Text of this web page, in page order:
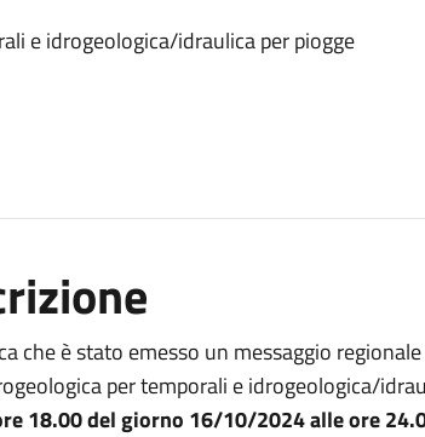
e idrogeologica/idraulica per piogge
che è stato emesso un messaggio
per temporali e idrogeologica/
18.00 del giorno 16/10/2024 alle ore